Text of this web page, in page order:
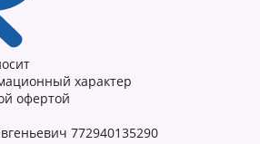
характер
офертой
772940135290